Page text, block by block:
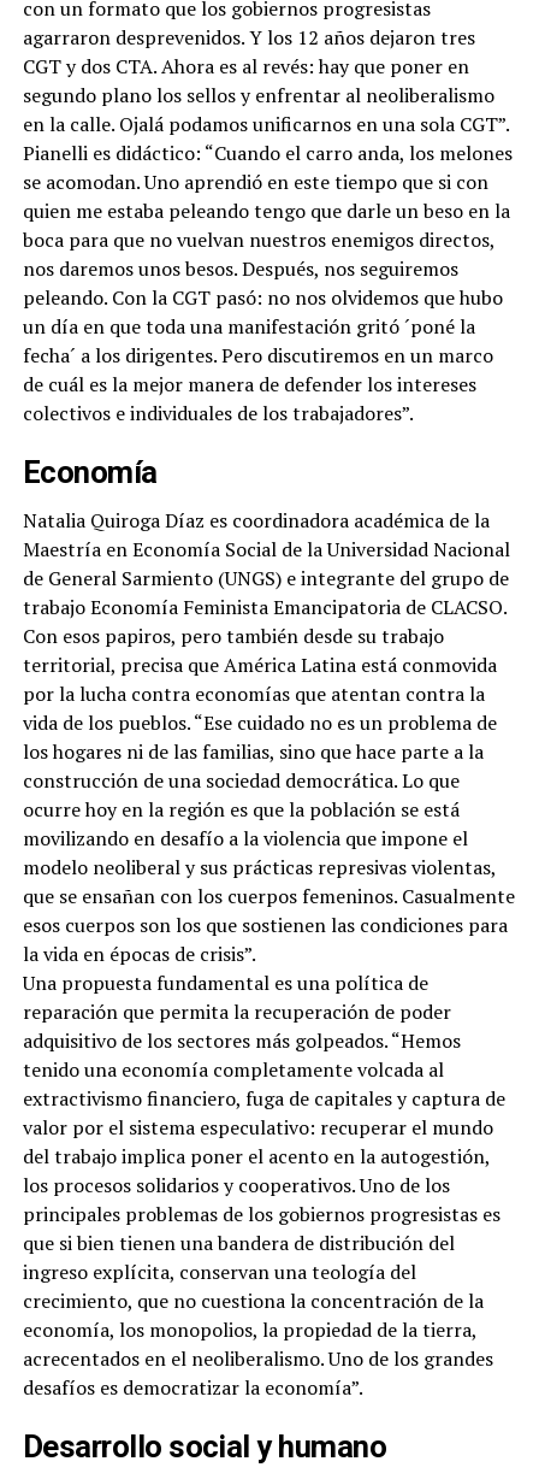
con un formato que los gobiernos progresistas
agarraron desprevenidos. Y los 12 años dejaron tres
CGT y dos CTA. Ahora es al revés: hay que poner en
segundo plano los sellos y enfrentar al neoliberalismo
en la calle. Ojalá podamos unificarnos en una sola CGT”.
Pianelli es didáctico: “Cuando el carro anda, los melones
se acomodan. Uno aprendió en este tiempo que si con
quien me estaba peleando tengo que darle un beso en la
boca para que no vuelvan nuestros enemigos directos,
nos daremos unos besos. Después, nos seguiremos
peleando. Con la CGT pasó: no nos olvidemos que hubo
un día en que toda una manifestación gritó ´poné la
fecha´ a los dirigentes. Pero discutiremos en un marco
de cuál es la mejor manera de defender los intereses
colectivos e individuales de los trabajadores”.
Economía
Natalia Quiroga Díaz es coordinadora académica de la
Maestría en Economía Social de la Universidad Nacional
de General Sarmiento (UNGS) e integrante del grupo de
trabajo Economía Feminista Emancipatoria de CLACSO.
Con esos papiros, pero también desde su trabajo
territorial, precisa que América Latina está conmovida
por la lucha contra economías que atentan contra la
vida de los pueblos. “Ese cuidado no es un problema de
los hogares ni de las familias, sino que hace parte a la
construcción de una sociedad democrática. Lo que
ocurre hoy en la región es que la población se está
movilizando en desafío a la violencia que impone el
modelo neoliberal y sus prácticas represivas violentas,
que se ensañan con los cuerpos femeninos. Casualmente
esos cuerpos son los que sostienen las condiciones para
la vida en épocas de crisis”.
Una propuesta fundamental es una política de
reparación que permita la recuperación de poder
adquisitivo de los sectores más golpeados. “Hemos
tenido una economía completamente volcada al
extractivismo financiero, fuga de capitales y captura de
valor por el sistema especulativo: recuperar el mundo
del trabajo implica poner el acento en la autogestión,
los procesos solidarios y cooperativos. Uno de los
principales problemas de los gobiernos progresistas es
que si bien tienen una bandera de distribución del
ingreso explícita, conservan una teología del
crecimiento, que no cuestiona la concentración de la
economía, los monopolios, la propiedad de la tierra,
acrecentados en el neoliberalismo. Uno de los grandes
desafíos es democratizar la economía”.
Desarrollo social y humano